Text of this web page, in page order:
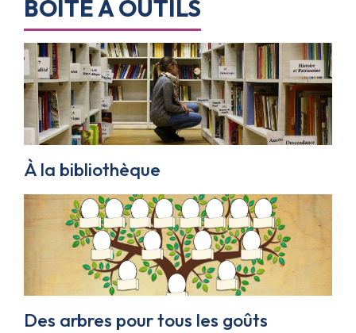
BOÎTE À OUTILS
À la bibliothèque
Des arbres pour tous les goûts